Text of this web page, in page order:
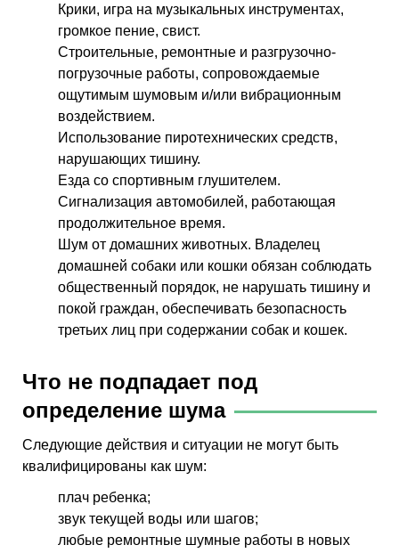
Крики, игра на музыкальных инструментах,
громкое пение, свист.
Строительные, ремонтные и разгрузочно-
погрузочные работы, сопровождаемые
ощутимым шумовым и/или вибрационным
воздействием.
Использование пиротехнических средств,
нарушающих тишину.
Езда со спортивным глушителем.
Сигнализация автомобилей, работающая
продолжительное время.
Шум от домашних животных. Владелец
домашней собаки или кошки обязан соблюдать
общественный порядок, не нарушать тишину и
покой граждан, обеспечивать безопасность
третьих лиц при содержании собак и кошек.
Что не подпадает под
определение шума
Следующие действия и ситуации не могут быть
квалифицированы как шум:
плач ребенка;
звук текущей воды или шагов;
любые ремонтные шумные работы в новых